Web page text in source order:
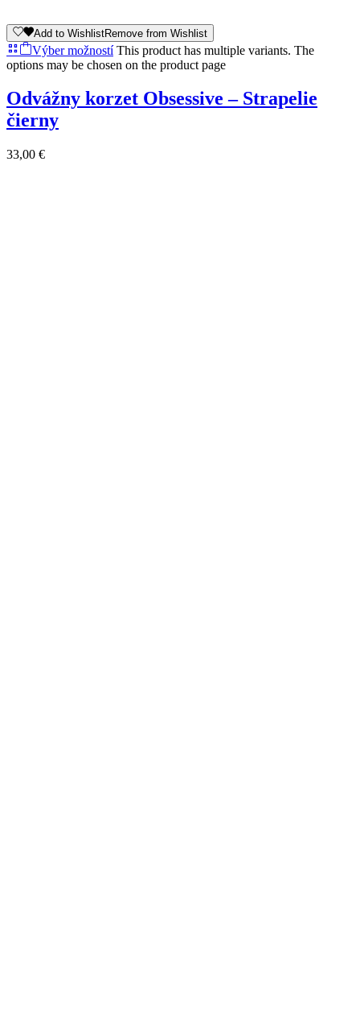
Add to WishlistRemove from Wishlist
Výber možností This product has multiple variants. The
options may be chosen on the product page
Odvážny korzet Obsessive – Strapelie
čierny
33,00 €